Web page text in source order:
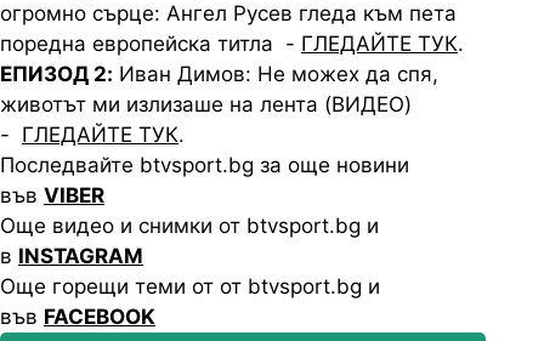
огромно сърце: Ангел Русев гледа към пета
поредна европейска титла - ГЛЕДАЙТЕ ТУК.
ЕПИЗОД 2: Иван Димов: Не можех да спя,
животът ми излизаше на лента (ВИДЕО)
- ГЛЕДАЙТЕ ТУК.
Последвайте btvsport.bg за още новини
във VIBER
Още видео и снимки от btvsport.bg и
в INSTAGRAM
Още горещи теми от от btvsport.bg и
във FACEBOOK